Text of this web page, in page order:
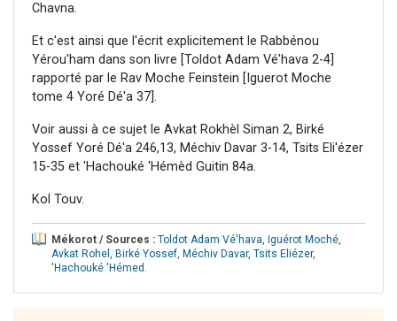
Chavna.
Et c'est ainsi que l'écrit explicitement le Rabbénou
Yérou'ham dans son livre [Toldot Adam Vé'hava 2-4]
rapporté par le Rav Moche Feinstein [Iguerot Moche
tome 4 Yoré Dé'a 37].
Voir aussi à ce sujet le Avkat Rokhèl Siman 2, Birké
Yossef Yoré Dé'a 246,13, Méchiv Davar 3-14, Tsits Eli'ézer
15-35 et 'Hachouké 'Hémèd Guitin 84a.
Kol Touv.
Mékorot / Sources : Toldot Adam Vé'hava, Iguérot Moché,
Avkat Rohel , Birké Yossef, Méchiv Davar, Tsits Eliézer,
'Hachouké 'Hémed .